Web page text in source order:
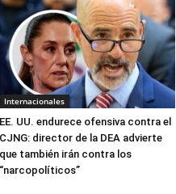
Internacionales
EE. UU. endurece ofensiva contra el
CJNG: director de la DEA advierte
que también irán contra los
“narcopolíticos”